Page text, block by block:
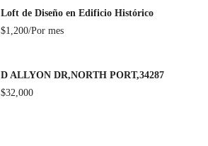
Loft de Diseño en Edificio Histórico
$1,200/Por mes
D ALLYON DR,NORTH PORT,34287
$32,000